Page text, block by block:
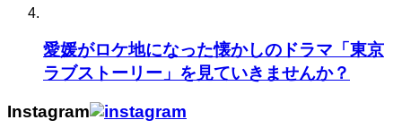
愛媛がロケ地になった懐かしのドラマ「東京
ラブストーリー」を見ていきませんか？
Instagram